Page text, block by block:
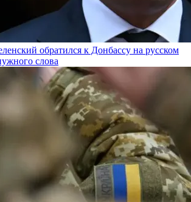
обратился к Донбассу на русском
слова